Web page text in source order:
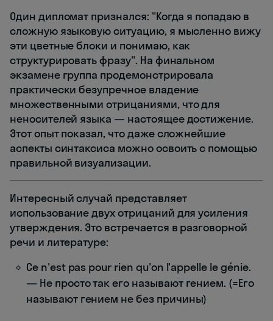
Один дипломат признался: "Когда я попадаю в
сложную языковую ситуацию, я мысленно вижу
эти цветные блоки и понимаю, как
структурировать фразу". На финальном
экзамене группа продемонстрировала
практически безупречное владение
множественными отрицаниями, что для
неносителей языка — настоящее достижение.
Этот опыт показал, что даже сложнейшие
аспекты синтаксиса можно освоить с помощью
правильной визуализации.
Интересный случай представляет
использование двух отрицаний для усиления
утверждения. Это встречается в разговорной
речи и литературе:
Ce n'est pas pour rien qu'on l'appelle le génie.
— Не просто так его называют гением. (=Его
называют гением не без причины)